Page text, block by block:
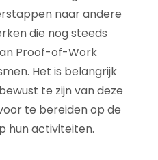
naar andere
die nog steeds
Proof-of-Work
Het is belangrijk
te zijn van deze
te bereiden op de
hun activiteiten.